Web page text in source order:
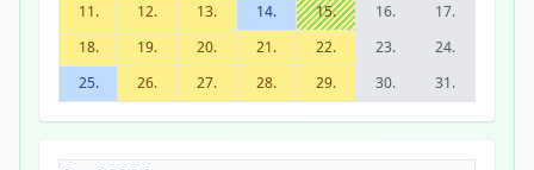
11.
12. 13. 14. 15. 16.
17.
18.
19. 20. 21. 22. 23.
24.
25.
26. 27. 28. 29. 30. 31.